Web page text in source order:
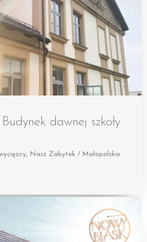
dawnej szkoły
, Nasz Zabytek / Małopolskie